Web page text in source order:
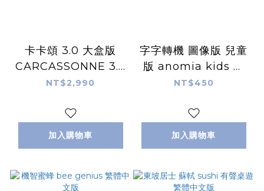
卡卡頌 3.0 大盒版
CARCASSONNE 3.0
繁體中文版
NT$2,990
加入購物車
字字轉機 圖像版 兒童
版 anomia kids 繁
體中文版
NT$450
加入購物車